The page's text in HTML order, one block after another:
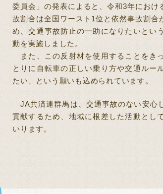
委員会」の発表によると、令和3年におけ
故割合は全国ワースト 1位と依然事故割合
め、交通事故防止の一助になりたいとい
動を実施しました。
また、この反射材を使用することをき
とりに自転車の正しい乗り方や交通ルー
たい、という願いも込められています。
JA共済連群馬は、交通事故のない安心
貢献するため、地域に根差した活動とし
いります。